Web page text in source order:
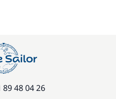
89 48 04 26